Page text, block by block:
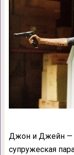
Джон и Джейн —
супружеская